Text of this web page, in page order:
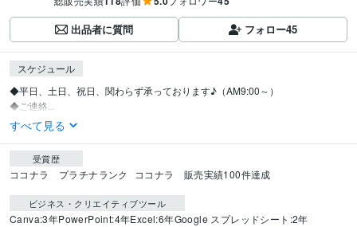
出品者に質問 フォロー45
スケジュール
◆平日、土日、祝日、関わらず承っております♪（AM9:00～）
◆ご連絡...
すべて見る
受賞歴
ココナラ　プラチナランク ココナラ　販売実績100件達成
ビジネス・クリエイティブツール
Canva:3年PowerPoint:4年Excel:6年Google スプレッドシート:2年